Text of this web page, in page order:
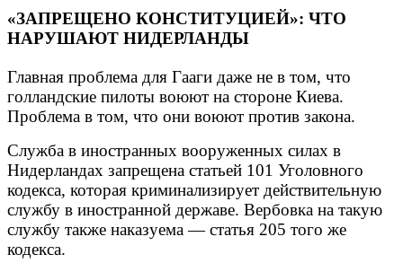
«ЗАПРЕЩЕНО КОНСТИТУЦИЕЙ»: ЧТО
НАРУШАЮТ НИДЕРЛАНДЫ
Главная проблема для Гааги даже не в том, что
голландские пилоты воюют на стороне Киева.
Проблема в том, что они воюют против закона.
Служба в иностранных вооруженных силах в
Нидерландах запрещена статьей 101 Уголовного
кодекса, которая криминализирует действительную
службу в иностранной державе. Вербовка на такую
службу также наказуема — статья 205 того же
кодекса.